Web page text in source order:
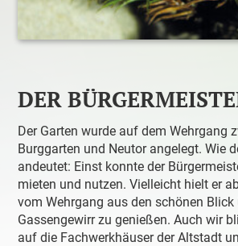
DER
Der Garten wurde auf dem Wehrgang
Burggarten und Neutor angelegt. Wie
andeutet: Einst konnte der
mieten und nutzen. Vielleicht hielt er
vom Wehrgang aus den schönen Blick
Gassengewirr zu genießen. Auch wir
auf die Fachwerkhäuser der Altstadt